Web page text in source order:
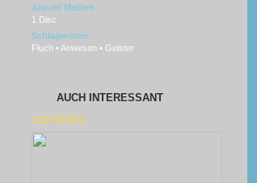
Anzahl Medien
1 Disc
Schlagwörter
Fluch • Anwesen • Geister
AUCH INTERESSANT
COYOTES